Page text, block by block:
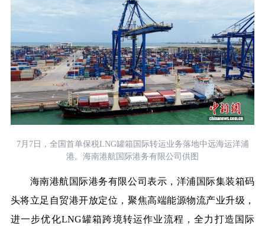
7月7日，全国首单保税LNG罐箱国际转运业务落地中远海运洋浦
港。海南港航国际港务有限公司供图
海南港航国际港务有限公司表示，洋浦国际集装箱码
头将立足自贸港开放定位，聚焦高端能源物流产业升级，
进一步优化LNG罐箱跨境转运作业流程，全力打造国际